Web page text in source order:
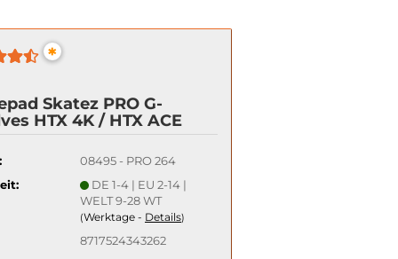
Schnelle Anmeldung mit
*
Skatez PRO G-
HTX 4K / HTX ACE
08495 - PRO 264
DE 1-4 | EU 2-14 |
WELT 9-28 WT
(Werktage - Details)
8717524343262